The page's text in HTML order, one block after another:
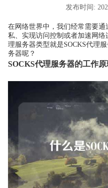
发布时间:
在网络世界中，我们经常需要
私、实现访问控制或者加速网
理服务器类型就是SOCKS代理
务器呢？
SOCKS代理服务器的工作原